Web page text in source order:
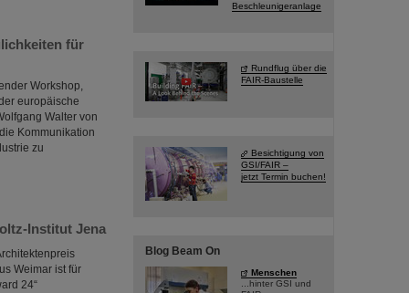
für
Workshop,
europäische
Walter von
Kommunikation
zu
Institut Jena
Weimar ist für
24“
Beschleunigeranlage
Rundflug über die
FAIR-Baustelle
Besichtigung von
GSI/FAIR –
jetzt Termin buchen!
Blog Beam On
Menschen
...hinter GSI und